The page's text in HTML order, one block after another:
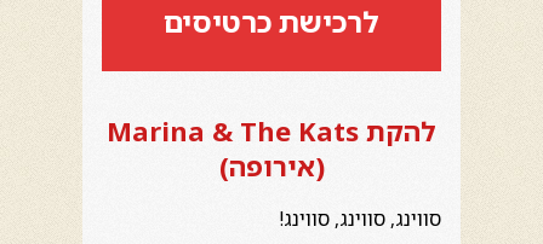
לרכישת כרטיסים
להקת Marina & The Kats
(אירופה)
סווינג, סווינג, סווינג!